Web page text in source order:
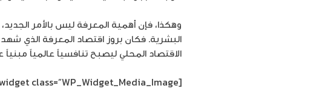
وهكذا، فإن أهمية المعرفة ليس بالأمر
البشرية. فكان بروز اقتصاد المعرفة الذي
الاقتصاد المحلي ليصبح تنافسياً عالمياً مبنياً
[siteorigin_widget class=”WP_Widget_Media_Image”]